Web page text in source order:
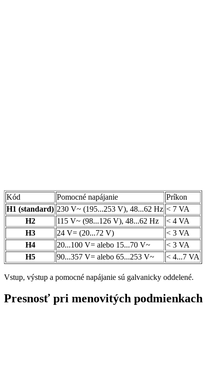
Kód Pomocné napájanie
Príkon
H1 (standard) 230 V~ (195...253 V), 48...62 Hz < 7 VA
H2
115 V~ (98...126 V), 48...62 Hz
< 4 VA
H3
24 V= (20...72 V)
< 3 VA
H4
20...100 V= alebo 15...70 V~
< 3 VA
H5
90...357 V= alebo 65...253 V~ < 4...7 VA
Vstup, výstup a pomocné napájanie sú galvanicky oddelené.
Presnosť pri menovitých podmienkach